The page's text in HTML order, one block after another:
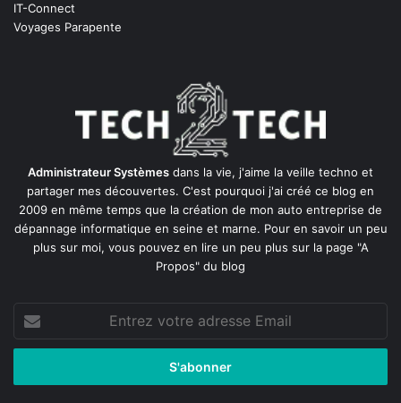
IT-Connect
Voyages Parapente
Administrateur Systèmes dans la vie, j'aime la veille techno et
partager mes découvertes. C'est pourquoi j'ai créé ce blog en
2009 en même temps que la création de mon auto entreprise de
dépannage informatique en seine et marne. Pour en savoir un peu
plus sur moi, vous pouvez en lire un peu plus sur la page "A
Propos" du blog
votre
adresse